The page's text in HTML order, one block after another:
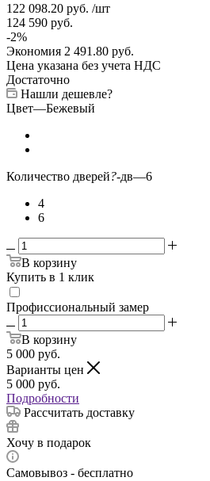
122 098.20 руб. /шт
124 590 руб.
-2%
Экономия 2 491.80 руб.
Цена указана без учета НДС
Достаточно
Нашли дешевле?
Цвет—Бежевый
Количество дверей?-дв—6
4
6
В корзину
Купить в 1 клик
Профиссиональный замер
В корзину
5 000 руб.
Варианты цен
5 000 руб.
Подробности
Рассчитать доставку
Хочу в подарок
Самовывоз - бесплатно